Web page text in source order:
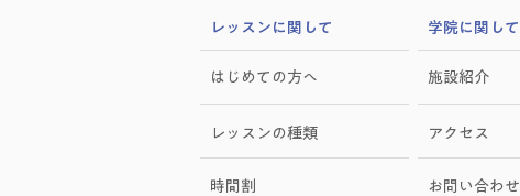
​レッスンに関して
はじめての方へ
レッスンの種類
時間割
学院に関して
施設紹介
アクセス
お問い合わせ